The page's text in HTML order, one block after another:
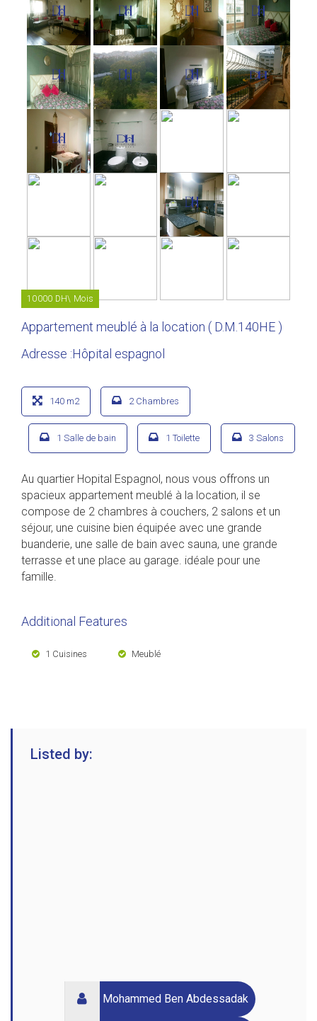
10000 DH\ Mois
Appartement meublé à la location ( D.M.140HE )
Adresse :Hôpital espagnol
140 m2 2 Chambres
1 Salle de bain 1 Toilette 3 Salons
Au quartier Hopital Espagnol, nous vous offrons un
spacieux appartement meublé à la location, il se
compose de 2 chambres à couchers, 2 salons et un
séjour, une cuisine bien équipée avec une grande
buanderie, une salle de bain avec sauna, une grande
terrasse et une place au garage. idéale pour une
famille.
Additional Features
1 Cuisines Meublé
Listed by:
Mohammed Ben Abdessadak